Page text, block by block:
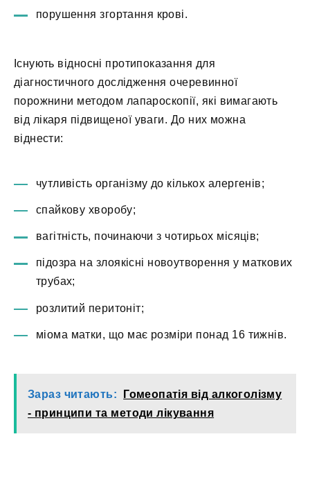
порушення згортання крові.
Існують відносні протипоказання для
діагностичного дослідження очеревинної
порожнини методом лапароскопії, які вимагають
від лікаря підвищеної уваги. До них можна
віднести:
чутливість організму до кількох алергенів;
спайкову хворобу;
вагітність, починаючи з чотирьох місяців;
підозра на злоякісні новоутворення у маткових
трубах;
розлитий перитоніт;
міома матки, що має розміри понад 16 тижнів.
Зараз читають:
Гомеопатія від алкоголізму
- принципи та методи лікування